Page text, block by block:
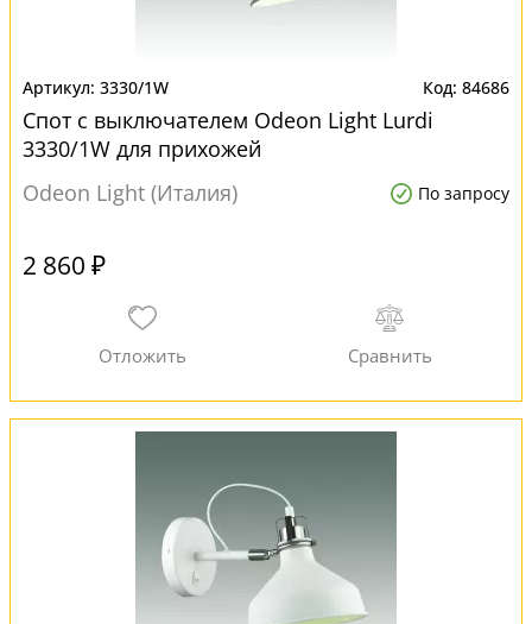
3330/1W 84686
Спот с выключателем Odeon Light Lurdi
3330/1W для прихожей
Odeon Light (Италия)
По запросу
2 860 ₽